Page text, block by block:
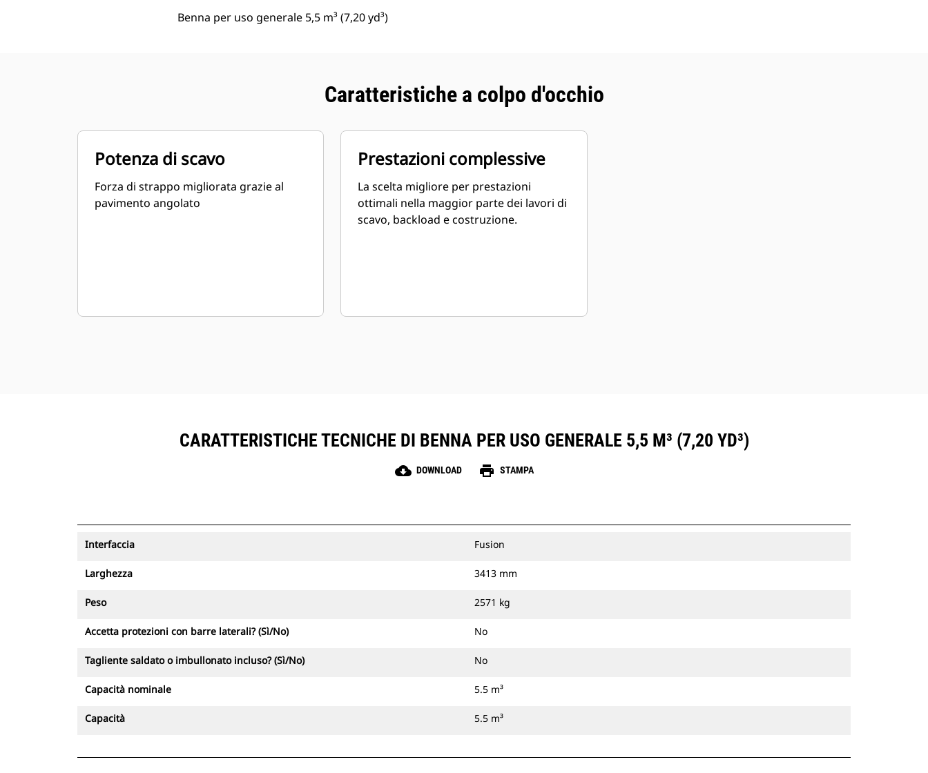
Benna per uso generale 5,5 m³ (7,20 yd³)
Caratteristiche a colpo d'occhio
Potenza di scavo
Forza di strappo migliorata grazie al
pavimento angolato
Prestazioni complessive
La scelta migliore per prestazioni
ottimali nella maggior parte dei lavori di
scavo, backload e costruzione.
CARATTERISTICHE TECNICHE DI BENNA PER USO GENERALE 5,5 M³ (7,20 YD³)
cloud_download DOWNLOAD print STAMPA
Interfaccia Fusion
Larghezza 3413 mm
Peso 2571 kg
Accetta protezioni con barre laterali? (Sì/No) No
Tagliente saldato o imbullonato incluso? (Sì/No) No
Capacità nominale 5.5 m³
Capacità 5.5 m³